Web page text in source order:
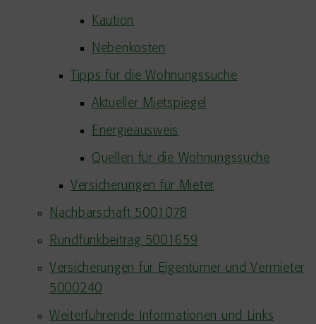
Kaution
Nebenkosten
Tipps für die Wohnungssuche
Aktueller Mietspiegel
Energieausweis
Quellen für die Wohnungssuche
Versicherungen für Mieter
Nachbarschaft 5001078
Rundfunkbeitrag 5001659
Versicherungen für Eigentümer und Vermieter
5000240
Weiterführende Informationen und Links